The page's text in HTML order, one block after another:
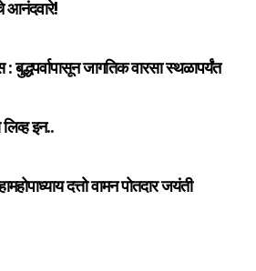
आनंदवारे!
: बुद्धपर्वापासून जागतिक वारसा स्थळापर्यंत
इन..
दत्तो वामन पोतदार जयंती